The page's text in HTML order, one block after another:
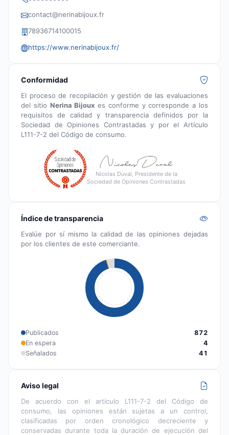
contact@nerinabijoux.fr
78936714100015
https://www.nerinabijoux.fr/
Conformidad
El proceso de recopilación y gestión de las evaluaciones
del sitio Nerina Bijoux es conforme y corresponde a los
requisitos de calidad y transparencia definidos por la
Sociedad de Opiniones Contrastadas y por el Artículo
L111-7-2 del Código de consumo.
Nicolas Duval, Presidente de la
Sociedad de Opiniones Contrastadas
Índice de transparencia
Evalúe por sí mismo la calidad de las opiniones dejadas
por los clientes de este comerciante.
Publicados
872
En espera
4
Señalados
41
Aviso legal
De acuerdo con el artículo L111-7-2 del Código de
consumo, las opiniones están sujetas a un control,
clasificadas por orden cronológico decreciente y
conservadas durante toda la duración de ejecución del